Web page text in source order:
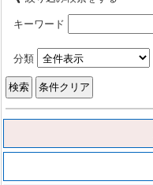
キーワード
分類